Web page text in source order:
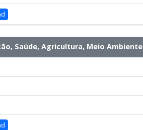
Saúde, Agricultura, Meio Ambiente